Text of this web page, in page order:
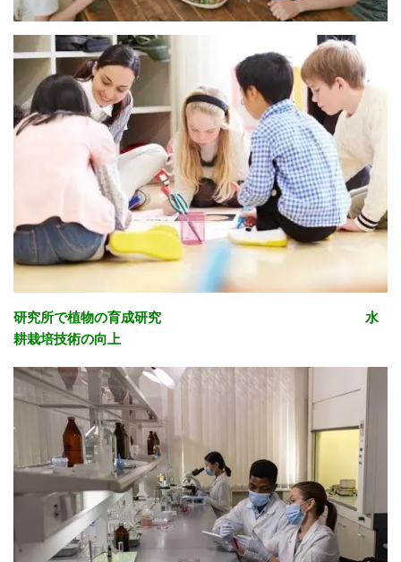
研究所で植物の育成研究 水
耕栽培技術の向上